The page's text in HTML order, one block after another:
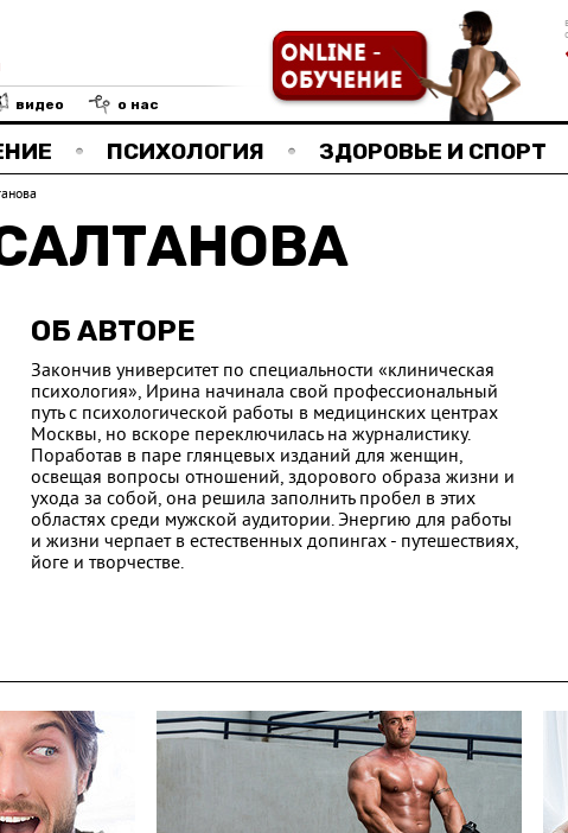
видео о нас
ПСИХОЛОГИЯ ЗДОРОВЬЕ И СПОРТ
ОБ АВТОРЕ
Закончив университет по специальности «клиническая
психология», Ирина начинала свой профессиональный
путь с психологической работы в медицинских центрах
Москвы, но вскоре переключилась на журналистику.
Поработав в паре глянцевых изданий для женщин,
освещая вопросы отношений, здорового образа жизни и
ухода за собой, она решила заполнить пробел в этих
областях среди мужской аудитории. Энергию для работы
и жизни черпает в естественных допингах - путешествиях,
йоге и творчестве.